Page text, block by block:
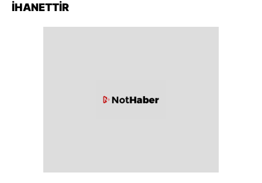
İHANETTİR